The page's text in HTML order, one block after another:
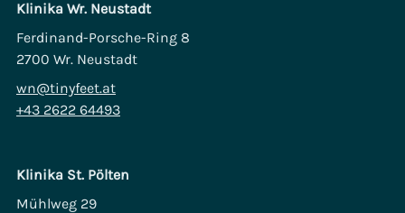
Klinika Wr. Neustadt
Ferdinand-Porsche-Ring 8
2700 Wr. Neustadt
wn@tinyfeet.at
+43 2622 64493
Klinika St. Pölten
Mühlweg 29